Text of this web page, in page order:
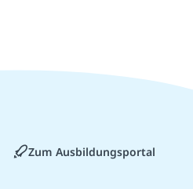
Zum Ausbildungsportal